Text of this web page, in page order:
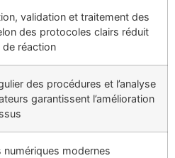
validation et traitement des
des protocoles clairs réduit
de réaction
des procédures et l’analyse
garantissent l’amélioration
numériques modernes